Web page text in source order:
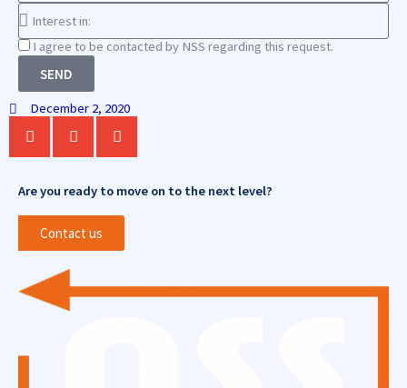
Interest
in
Consnet
I agree to be contacted by NSS regarding this request.
SEND
December 2, 2020
Are you ready to move on to the next level?
Contact us